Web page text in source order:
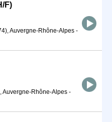
F)
Auvergne-Rhône-Alpes -
Auvergne-Rhône-Alpes -